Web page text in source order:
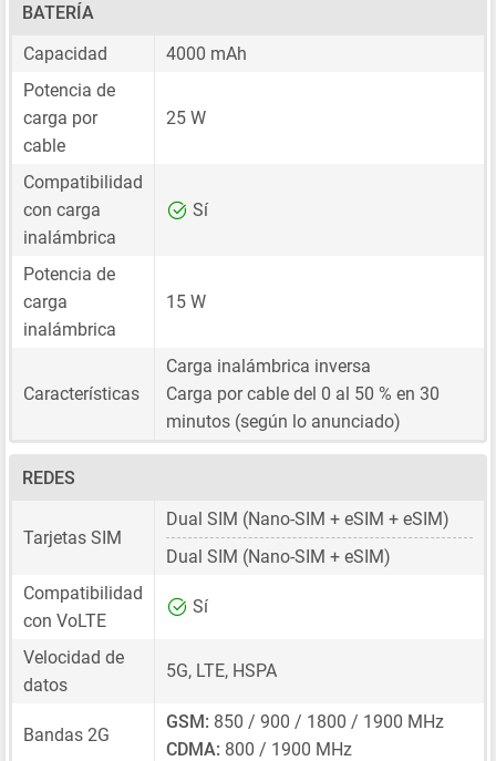
BATERÍA
Capacidad
4000 mAh
Potencia de
carga por
cable
25 W
Compatibilidad
con carga
inalámbrica
Sí
Potencia de
carga
inalámbrica
15 W
Características
Carga inalámbrica inversa
Carga por cable del 0 al 50 % en 30
minutos (según lo anunciado)
REDES
Tarjetas SIM
Dual SIM (Nano-SIM + eSIM + eSIM)
Dual SIM (Nano-SIM + eSIM)
Compatibilidad
con VoLTE
Sí
Velocidad de
datos
5G, LTE, HSPA
Bandas 2G
GSM: 850 / 900 / 1800 / 1900 MHz
CDMA: 800 / 1900 MHz